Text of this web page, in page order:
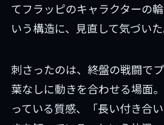
てフラッピのキャラクターの
いう構造に、見直して気づいた
刺さったのは、終盤の戦闘で
葉なしに動きを合わせる場面
っている質感、「長い付き合